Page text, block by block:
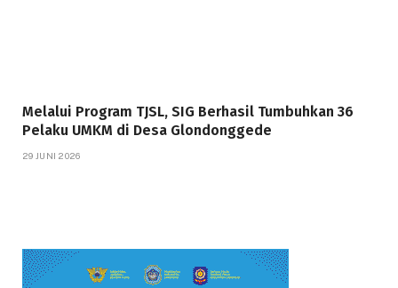
Melalui Program TJSL, SIG Berhasil Tumbuhkan 36
Pelaku UMKM di Desa Glondonggede
29 JUNI 2026